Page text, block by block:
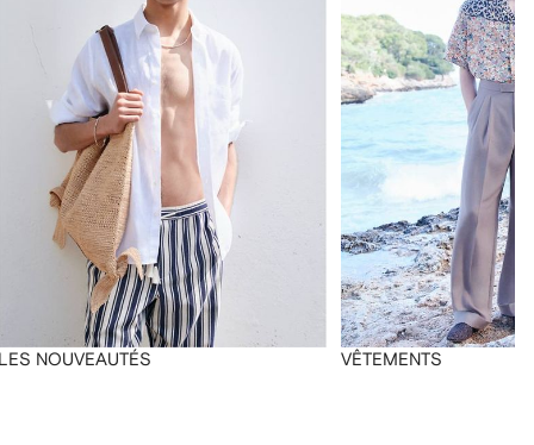
NOUVEAUTÉS VÊTEMENTS